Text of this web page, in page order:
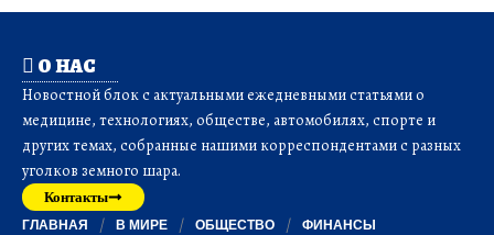
О НАС
Новостной блок с актуальными ежедневными статьями о
медицине, технологиях, обществе, автомобилях, спорте и
других темах, собранные нашими корреспондентами с разных
уголков земного шара.
Контакты
ГЛАВНАЯ В МИРЕ ОБЩЕСТВО
ФИНАНСЫ